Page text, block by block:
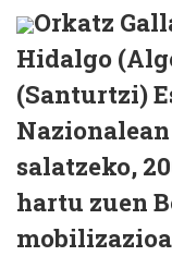
Orkatz
Hidalgo
(Santurtzi)
salatzeko,
hartu zuen